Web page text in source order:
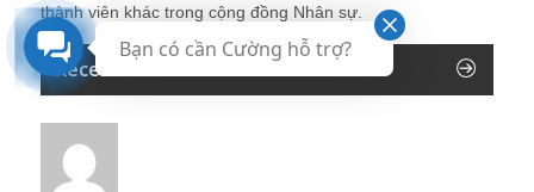
thành viên khác trong cộng đồng Nhân sự.
Recent Comments
Bạn có cần Cường hỗ trợ?